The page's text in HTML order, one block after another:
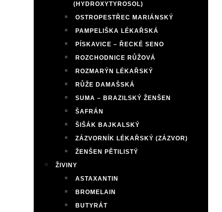
(HYDROXYTYROSOL)
OSTROPESTŘEC MARIÁNSKÝ
PAMPELIŠKA LÉKAŘSKÁ
PÍSKAVICE – ŘECKÉ SENO
ROZCHODNICE RŮŽOVÁ
ROZMARÝN LÉKAŘSKÝ
RŮŽE DAMAŠSKÁ
SUMA – BRAZILSKÝ ŽENŠEN
ŠAFRÁN
ŠIŠÁK BAJKALSKÝ
ZÁZVORNÍK LÉKAŘSKÝ (ZÁZVOR)
ŽENŠEN PĚTILISTÝ
ŽIVINY
ASTAXANTIN
BROMELAIN
BUTYRÁT